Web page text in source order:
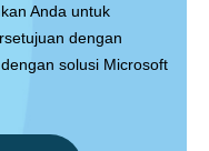
Anda untuk
dengan
solusi Microsoft